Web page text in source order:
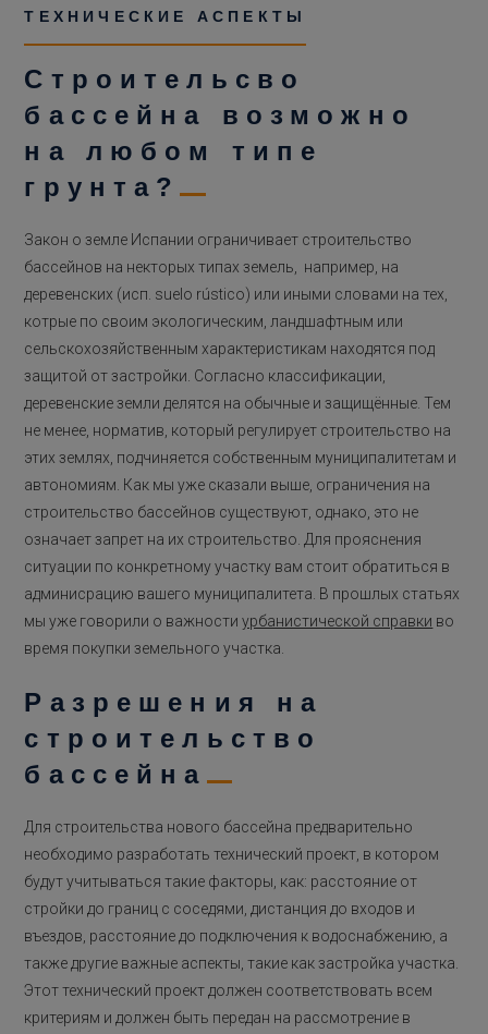
ТЕХНИЧЕСКИЕ АСПЕКТЫ
Строительсво
бассейна возможно
на любом типе
грунта?
Закон о земле Испании ограничивает строительство
бассейнов на некторых типах земель, например, на
деревенских (исп. suelo rústico) или иными словами на тех,
котрые по своим экологическим, ландшафтным или
сельскохозяйственным характеристикам находятся под
защитой от застройки. Согласно классификации,
деревенские земли делятся на обычные и защищённые. Тем
не менее, норматив, который регулирует строительство на
этих землях, подчиняется собственным муниципалитетам и
автономиям. Как мы уже сказали выше, ограничения на
строительство бассейнов существуют, однако, это не
означает запрет на их строительство. Для прояснения
ситуации по конкретному участку вам стоит обратиться в
админисрацию вашего муниципалитета. В прошлых статьях
мы уже говорили о важностиурбанистической справки во
время покупки земельного участка.
Разрешения на
строительство
бассейна
Для строительства нового бассейна предварительно
необходимо разработать технический проект, в котором
будут учитываться такие факторы, как: расстояние от
стройки до границ с соседями, дистанция до входов и
въездов, расстояние до подключения к водоснабжению, а
также другие важные аспекты, такие как застройка участка.
Этот технический проект должен соответствовать всем
критериям и должен быть передан на рассмотрение в